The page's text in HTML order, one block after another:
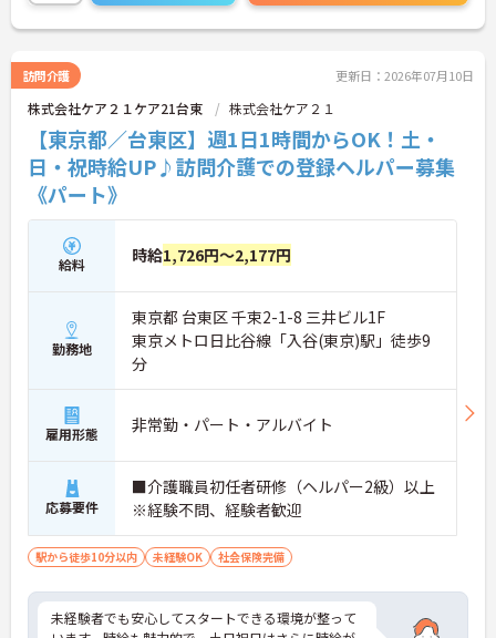
訪問介護 更新日：2026年07月10日
株式会社ケア２１ケア21台東 株式会社ケア２１
【東京都／台東区】週1日1時間からOK！土・
日・祝時給UP♪訪問介護での登録ヘルパー募集
《パート》
給料 時給1,726円～2,177円
勤務地
東京都 台東区 千束2-1-8 三井ビル1F
東京メトロ日比谷線「入谷(東京)駅」徒歩9
分
雇用形態 非常勤・パート・アルバイト
応募要件
■介護職員初任者研修（ヘルパー2級）以上
※経験不問、経験者歓迎
駅から徒歩10分以内 未経験OK 社会保険完備
未経験者でも安心してスタートできる環境が整って